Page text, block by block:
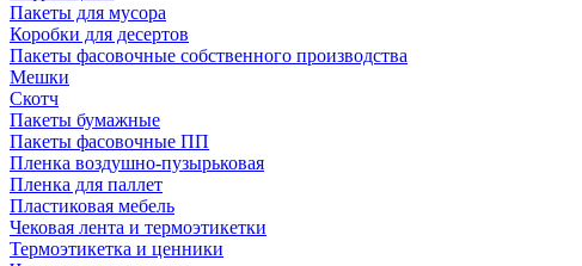
Пакеты для мусора
Коробки для десертов
Пакеты фасовочные собственного производства
Мешки
Скотч
Пакеты бумажные
Пакеты фасовочные ПП
Пленка воздушно-пузырьковая
Пленка для паллет
Пластиковая мебель
Чековая лента и термоэтикетки
Термоэтикетка и ценники